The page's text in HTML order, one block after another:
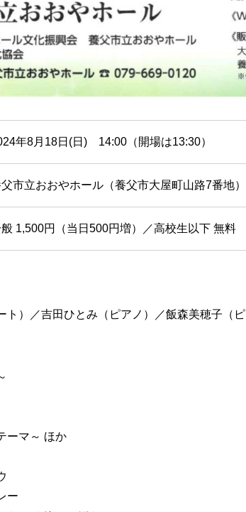
年8月18日(日) 14:00（開場は13:30）
市立おおやホール（養父市大屋町山路7番地）
1,500円（当日500円増）／高校生以下 無
ト）／吉田ひとみ（ピアノ）／飯森美穂子（ピ
ーマ～ ほか
ー